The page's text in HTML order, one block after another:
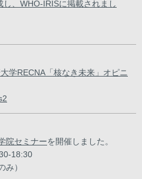
、WHO-IRISに掲載されまし
学RECNA「核なき未来」オピニ
院セミナーを開催しました。
18:30
み）